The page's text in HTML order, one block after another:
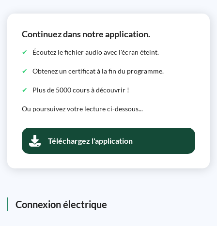
Continuez dans notre application.
Écoutez le fichier audio avec l'écran éteint.
Obtenez un certificat à la fin du programme.
Plus de 5000 cours à découvrir !
Ou poursuivez votre lecture ci-dessous...
Téléchargez l'application
Connexion électrique